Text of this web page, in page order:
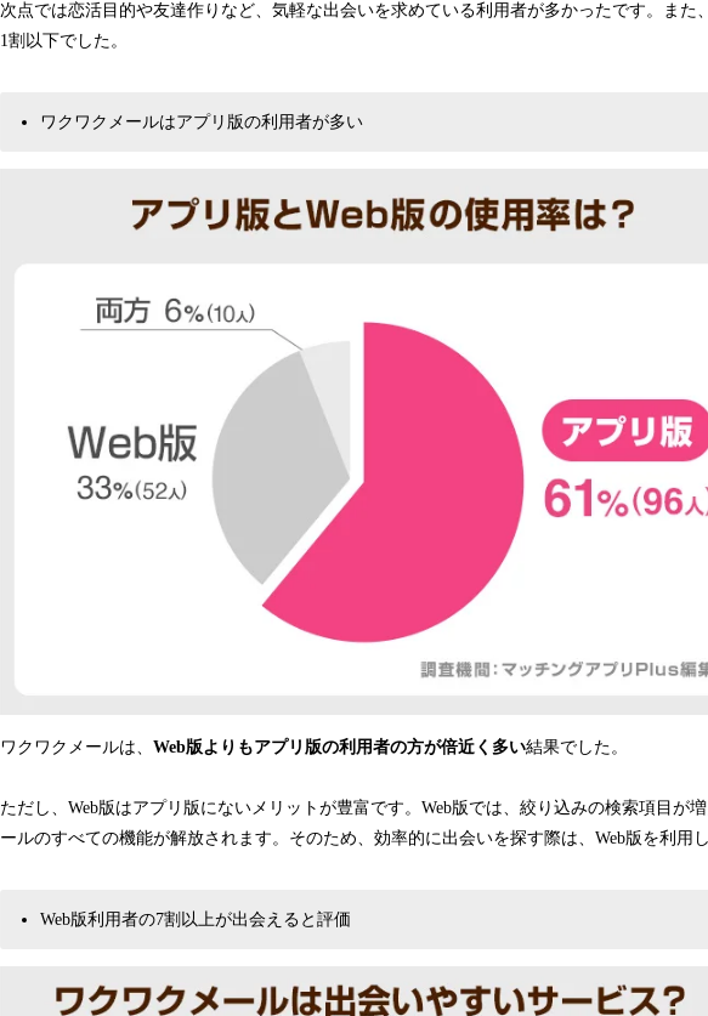
次点では恋活目的や友達作りなど、気軽な出会いを求めている利用者が多かったです。また
1割以下でした。
ワクワクメールはアプリ版の利用者が多い
ワクワクメールは、 Web版よりもアプリ版の利用者の方が倍近く多い結果でした。
ただし、Web版はアプリ版にないメリットが豊富です。Web版では、絞り込みの検索項目が
ールのすべての機能が解放されます。そのため、効率的に出会いを探す際は、Web版を利用し
Web版利用者の7割以上が出会えると評価